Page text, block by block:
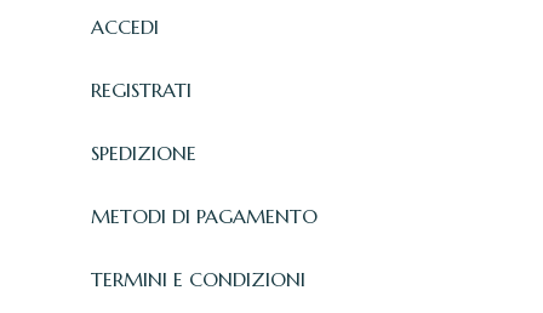
ACCEDI
REGISTRATI
SPEDIZIONE
METODI DI PAGAMENTO
TERMINI E CONDIZIONI